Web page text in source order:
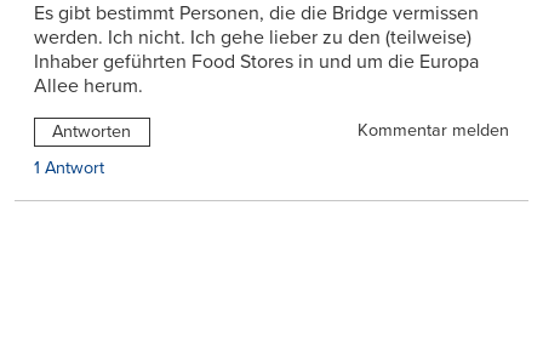
Es gibt bestimmt Personen, die die Bridge vermissen
werden. Ich nicht. Ich gehe lieber zu den (teilweise)
Inhaber geführten Food Stores in und um die Europa
Allee herum.
Antworten
Kommentar melden
1 Antwort